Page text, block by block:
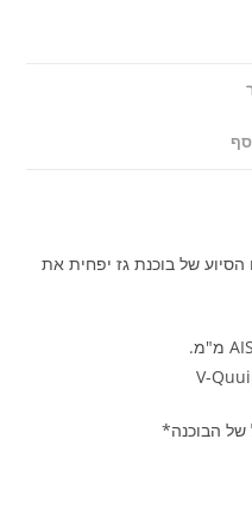
של בוכנת גז יפחית את
של הבוכנה*